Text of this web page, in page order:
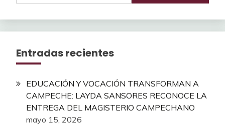
Entradas recientes
EDUCACIÓN Y VOCACIÓN TRANSFORMAN A
CAMPECHE: LAYDA SANSORES RECONOCE LA
ENTREGA DEL MAGISTERIO CAMPECHANO
mayo 15, 2026